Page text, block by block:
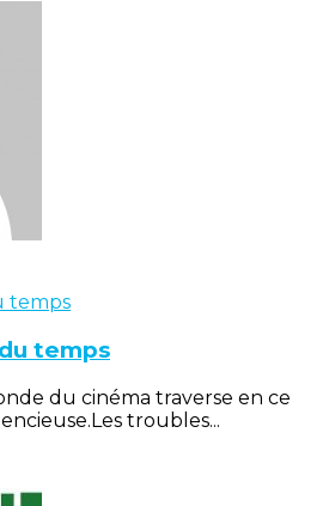
temps
du cinéma traverse en ce
troubles...